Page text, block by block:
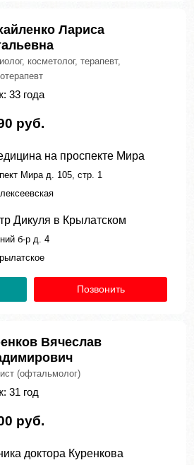
Лариса
косметолог, терапевт,
33 года
руб.
на проспекте Мира
Мира д. 105, стр. 1
Дикуля в Крылатском
б-р д. 4
Позвонить
Вячеслав
(офтальмолог)
31 год
руб.
доктора Куренкова